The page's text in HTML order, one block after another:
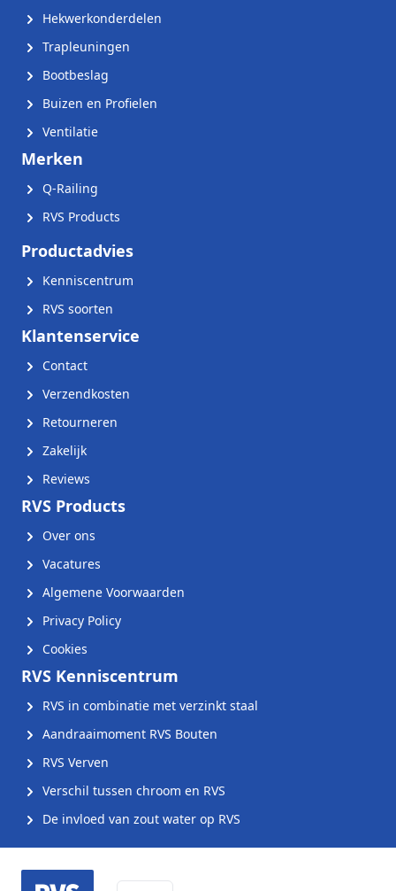
Hekwerkonderdelen
Trapleuningen
Bootbeslag
Buizen en Profielen
Ventilatie
Merken
Q-Railing
RVS Products
Productadvies
Kenniscentrum
RVS soorten
Klantenservice
Contact
Verzendkosten
Retourneren
Zakelijk
Reviews
RVS Products
Over ons
Vacatures
Algemene Voorwaarden
Privacy Policy
Cookies
RVS Kenniscentrum
RVS in combinatie met verzinkt staal
Aandraaimoment RVS Bouten
RVS Verven
Verschil tussen chroom en RVS
De invloed van zout water op RVS